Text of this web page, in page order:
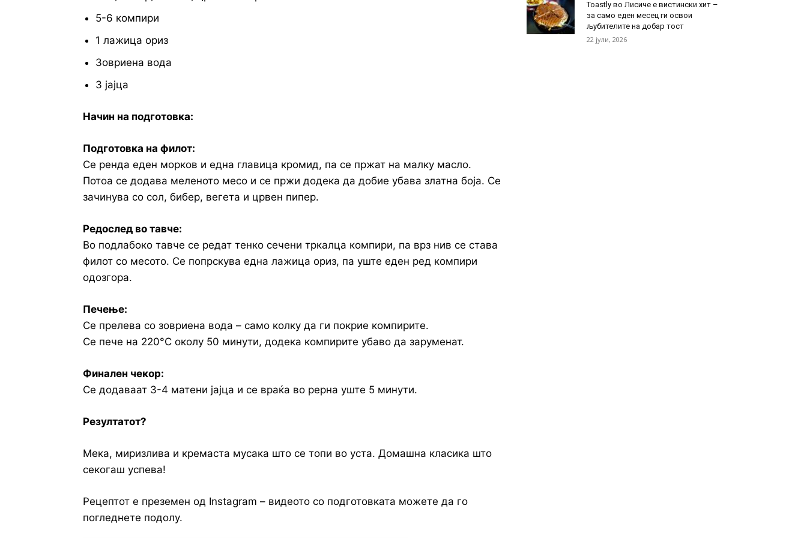
5-6 компири
1 лажица ориз
Зовриена вода
3 јајца
Начин на подготовка:
Подготовка на филот:
Се ренда еден морков и една главица кромид, па се пржат на малку масло.
Потоа се додава меленото месо и се пржи додека да добие убава златна боја. Се
зачинува со сол, бибер, вегета и црвен пипер.
Редослед во тавче:
Во подлабоко тавче се редат тенко сечени тркалца компири, па врз нив се става
филот со месото. Се попрскува една лажица ориз, па уште еден ред компири
одозгора.
Печење:
Се прелева со зовриена вода – само колку да ги покрие компирите.
Се пече на 220°C околу 50 минути, додека компирите убаво да заруменат.
Финален чекор:
Се додаваат 3-4 матени јајца и се враќа во рерна уште 5 минути.
Резултатот?
Мека, миризлива и кремаста мусака што се топи во уста. Домашна класика што
секогаш успева!
Рецептот е преземен од Instagram – видеото со подготовката можете да го
погледнете подолу.
Toastly во Лисиче е вистински хит –
за само еден месец ги освои
љубителите на добар тост
22 јули, 2026